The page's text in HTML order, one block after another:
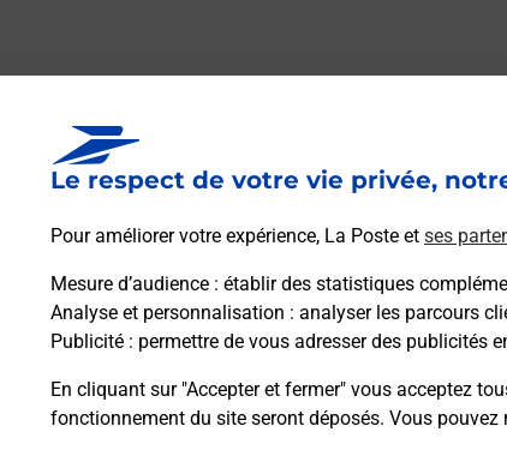
Le respect de votre vie privée,
Pour améliorer votre expérience, La Poste et ses
Mesure d’audience : établir des statistiques
Analyse et personnalisation : analyser les parcours
Publicité : permettre de vous adresser des publicités
En cliquant sur "Accepter et fermer" vous acceptez
fonctionnement du site seront déposés. Vous
Boîte aux lettres La Poste
Prochaine collecte du courrier lundià 14h00
2 Place Gambetta
Itinéraire